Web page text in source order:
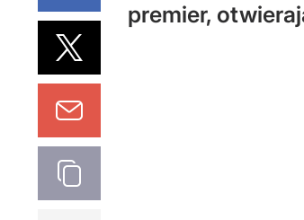
premier,